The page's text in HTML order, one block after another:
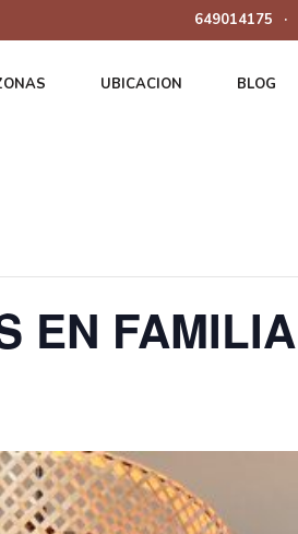
649014175 ·
UBICACION BLOG
EN FAMILIA